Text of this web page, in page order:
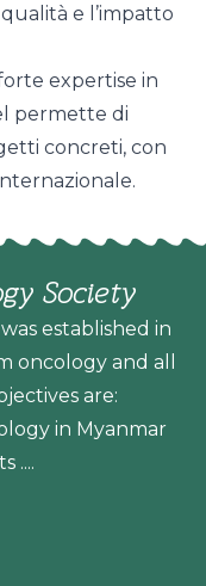
e l’impatto
expertise in
permette di
concreti, con
Society
established in
oncology and all
are:
in Myanmar
....